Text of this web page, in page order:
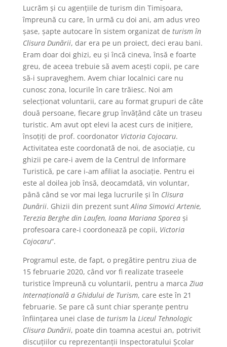
Lucrăm şi cu agenţiile de turism din Timişoara,
împreună cu care, în urmă cu doi ani, am adus vreo
şase, şapte autocare în sistem organizat de turism în
Clisura Dunării, dar era pe un proiect, deci erau bani.
Eram doar doi ghizi, eu şi încă cineva, însă e foarte
greu, de aceea trebuie să avem aceşti copii, pe care
să-i supraveghem. Avem chiar localnici care nu
cunosc zona, locurile în care trăiesc. Noi am
selecţionat voluntarii, care au format grupuri de câte
două persoane, fiecare grup învăţând câte un traseu
turistic. Am avut opt elevi la acest curs de iniţiere,
însoţiţi de prof. coordonator Victoria Cojocaru.
Activitatea este coordonată de noi, de asociaţie, cu
ghizii pe care-i avem de la Centrul de Informare
Turistică, pe care i-am afiliat la asociaţie. Pentru ei
este al doilea job însă, deocamdată, vin voluntar,
până când se vor mai lega lucrurile şi în Clisura
Dunării. Ghizii din prezent suntAlina Simovici Artenie,
Terezia Berghe din Laufen, Ioana Mariana Sporeaşi
profesoara care-i coordonează pe copii, Victoria
Cojocaru“.
Programul este, de fapt, o pregătire pentru ziua de
15 februarie 2020, când vor fi realizate traseele
turistice împreună cu voluntarii, pentru a marca Ziua
Internaţională a Ghidului de Turism, care este în 21
februarie. Se pare că sunt chiar speranţe pentru
înfiinţarea unei clase de turismla Liceul Tehnologic
Clisura Dunării, poate din toamna acestui an, potrivit
discuţiilor cu reprezentanţii Inspectoratului Şcolar